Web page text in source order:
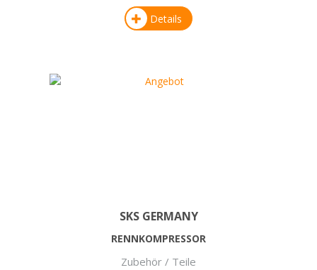
Details
SKS GERMANY
RENNKOMPRESSOR
Zubehör / Teile